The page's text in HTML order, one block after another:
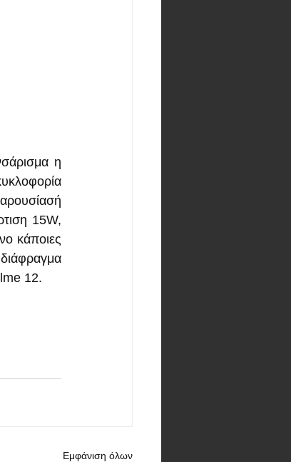
η
15W,
κάποιες
12.
Εμφάνιση όλων